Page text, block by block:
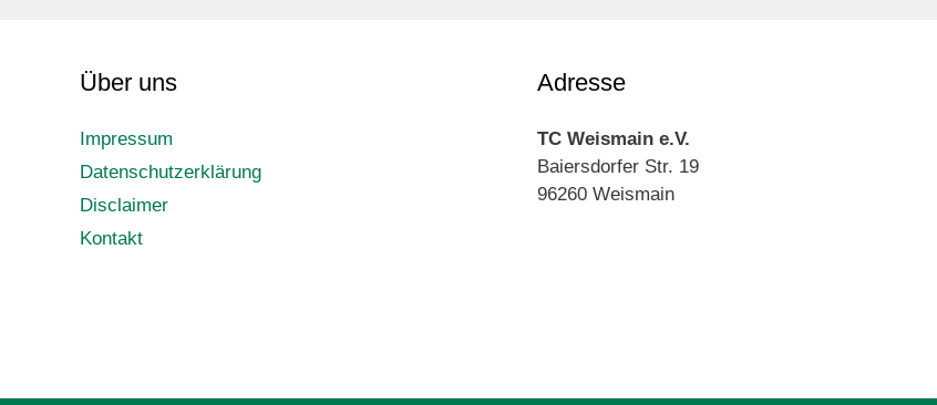
Über uns
Impressum
Datenschutzerklärung
Disclaimer
Kontakt
Adresse
TC Weismain e.V.
Baiersdorfer Str. 19
96260 Weismain